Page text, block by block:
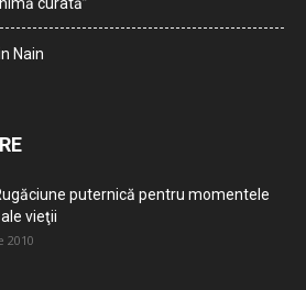
curată”
Nain
puternică pentru momentele
vieţii
2010